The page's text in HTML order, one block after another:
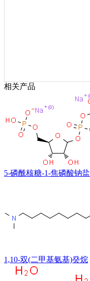
相关产品
5-磷酰核糖-1-焦磷酸钠盐
1,10-双(二甲基氨基)癸烷